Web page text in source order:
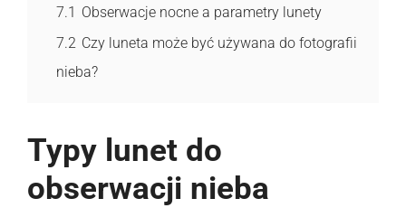
7.1 Obserwacje nocne a parametry lunety
7.2 Czy luneta może być używana do fotografii
nieba?
Typy lunet do
obserwacji nieba